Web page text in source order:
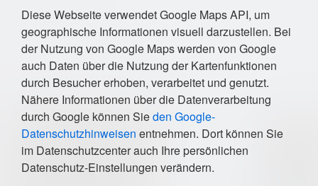
Diese Webseite verwendet Google Maps API, um
geographische Informationen visuell darzustellen. Bei
der Nutzung von Google Maps werden von Google
auch Daten über die Nutzung der Kartenfunktionen
durch Besucher erhoben, verarbeitet und genutzt.
Nähere Informationen über die Datenverarbeitung
durch Google können Sieden Google-
Datenschutzhinweisen entnehmen. Dort können Sie
im Datenschutzcenter auch Ihre persönlichen
Datenschutz-Einstellungen verändern.